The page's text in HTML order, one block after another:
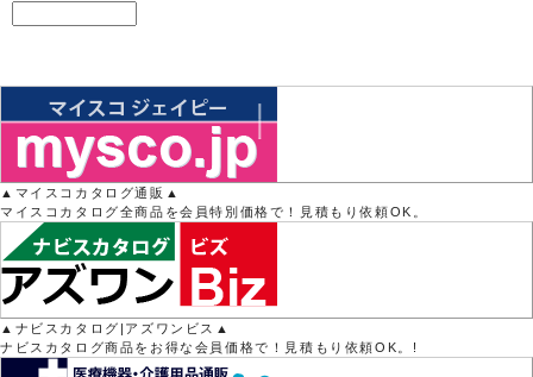
▲マイスコカタログ通販▲
マイスコカタログ全商品を会員特別価格で！見積もり依頼OK。
▲ナビスカタログ|アズワンビス▲
ナビスカタログ商品をお得な会員価格で！見積もり依頼OK。!